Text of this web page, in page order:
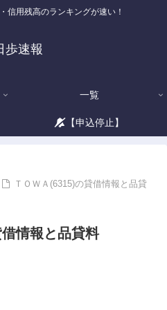
信用残高のランキングが速い！
歩速報
一覧
【申込停止】
ＴＯＷＡ(6315)の貸借情報と品貸
情報と品貸料